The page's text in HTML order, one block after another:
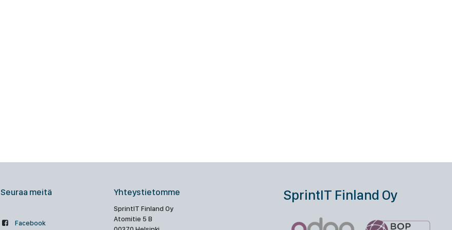
Seuraa meitä
Facebook
Yhteystietomme
SprintIT Finland Oy
Atomitie 5 B
SprintIT Finland Oy